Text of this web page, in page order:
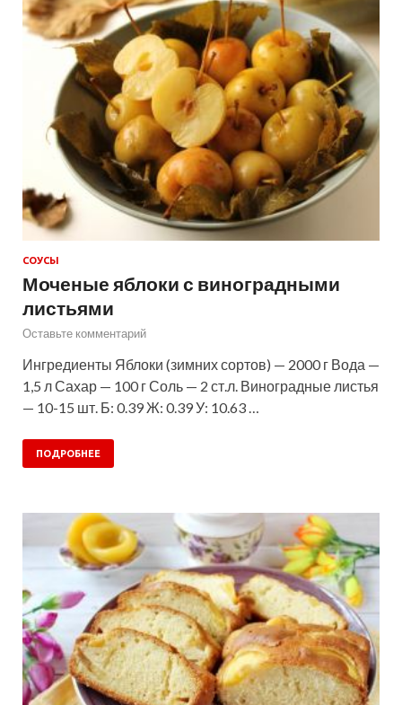
СОУСЫ
Моченые яблоки с виноградными
листьями
Оставьте комментарий
Ингредиенты Яблоки (зимних сортов) — 2000 г Вода —
1,5 л Сахар — 100 г Соль — 2 ст.л. Виноградные листья
— 10-15 шт. Б: 0.39 Ж: 0.39 У: 10.63 …
ПОДРОБНЕЕ